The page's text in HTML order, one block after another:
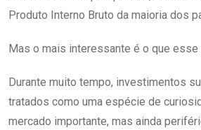
Produto Interno Bruto da maioria dos
Mas o mais interessante é o que esse
Durante muito tempo, investimentos
tratados como uma espécie de
mercado importante, mas ainda